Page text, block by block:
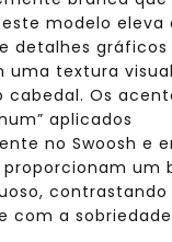
modelo eleva
detalhes gráficos
uma textura
cabedal. Os
aplicados
no Swoosh e
um
contrastando
com a